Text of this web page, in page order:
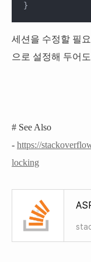
}
세션을 수정할 필
으로 설정해 두어
# See Also
- https://
locking